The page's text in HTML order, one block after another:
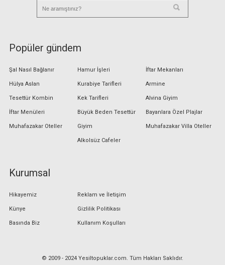
Popüler gündem
Şal Nasıl Bağlanır
Hülya Aslan
Tesettür Kombin
İftar Menüleri
Muhafazakar Oteller
Hamur İşleri
Kurabiye Tarifleri
Kek Tarifleri
Büyük Beden Tesettür
Giyim
Alkolsüz Cafeler
İftar Mekanları
Armine
Alvina Giyim
Bayanlara Özel Plajlar
Muhafazakar Villa Oteller
Kurumsal
Hikayemiz
Künye
Basında Biz
Reklam ve İletişim
Gizlilik Politikası
Kullanım Koşulları
© 2009 - 2024 Yesiltopuklar.com. Tüm Hakları Saklıdır.